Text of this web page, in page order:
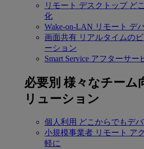
リモート デスクトップ ど
化
Wake-on-LAN リモート デ
画面共有 リアルタイムの
ーション
Smart Service アフターサー
必要別 様々なチーム
リューション
個人利用 どこからでもデ
小規模事業者 リモート ア
軽に